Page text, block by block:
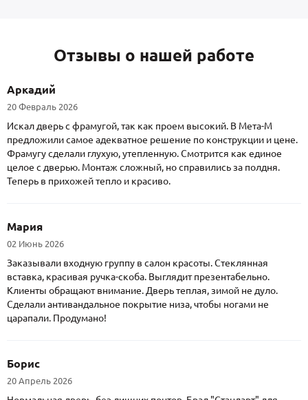
Отзывы о нашей работе
Аркадий
20 Февраль 2026
Искал дверь с фрамугой, так как проем высокий. В Мета-М
предложили самое адекватное решение по конструкции и цене.
Фрамугу сделали глухую, утепленную. Смотрится как единое
целое с дверью. Монтаж сложный, но справились за полдня.
Теперь в прихожей тепло и красиво.
Мария
02 Июнь 2026
Заказывали входную группу в салон красоты. Стеклянная
вставка, красивая ручка-скоба. Выглядит презентабельно.
Клиенты обращают внимание. Дверь теплая, зимой не дуло.
Сделали антивандальное покрытие низа, чтобы ногами не
царапали. Продумано!
Борис
20 Апрель 2026